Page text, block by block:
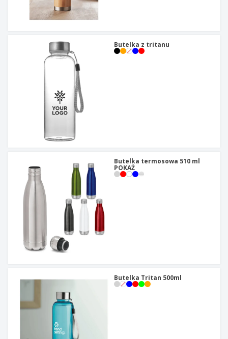
Butelka z tritanu
Butelka termosowa 510 ml
POKAŻ
Butelka Tritan 500ml